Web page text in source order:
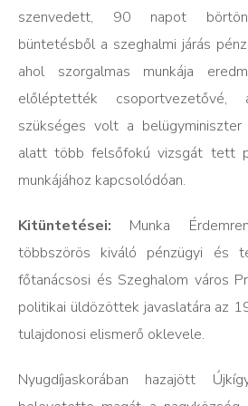
szenvedett, 90 napot
büntetésből a szeghalmi járás
ahol szorgalmas munkája
előléptették
szükséges volt a
alatt több felsőfokú vizsgát tett
munkájához kapcsolódóan.
Kitüntetései: Munka
többszörös kiváló pénzügyi és
főtanácsosi és Szeghalom város
politikai üldözöttek javaslatára az
tulajdonosi elismerő oklevele.
Nyugdíjaskorában hazajött